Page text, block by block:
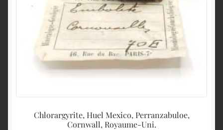
Chlorargyrite, Huel Mexico, Perranzabuloe,
Cornwall, Royaume-Uni.